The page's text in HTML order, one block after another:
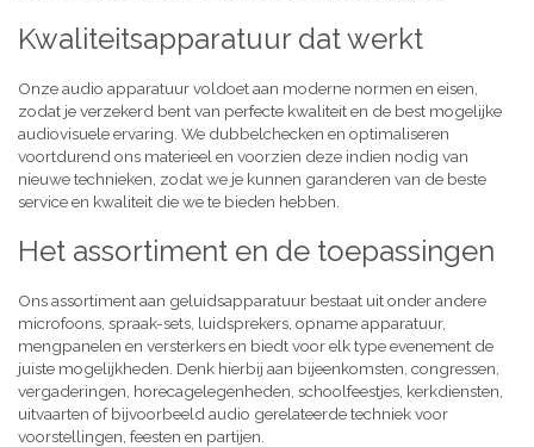
Kwaliteitsapparatuur dat werkt
Onze audio apparatuur voldoet aan moderne normen en eisen,
zodat je verzekerd bent van perfecte kwaliteit en de best mogelijke
audiovisuele ervaring. We dubbelchecken en optimaliseren
voortdurend ons materieel en voorzien deze indien nodig van
nieuwe technieken, zodat we je kunnen garanderen van de beste
service en kwaliteit die we te bieden hebben.
Het assortiment en de toepassingen
Ons assortiment aan geluidsapparatuur bestaat uit onder andere
microfoons, spraak-sets, luidsprekers, opname apparatuur,
mengpanelen en versterkers en biedt voor elk type evenement de
juiste mogelijkheden. Denk hierbij aan bijeenkomsten, congressen,
vergaderingen, horecagelegenheden, schoolfeestjes, kerkdiensten,
uitvaarten of bijvoorbeeld audio gerelateerde techniek voor
voorstellingen, feesten en partijen.